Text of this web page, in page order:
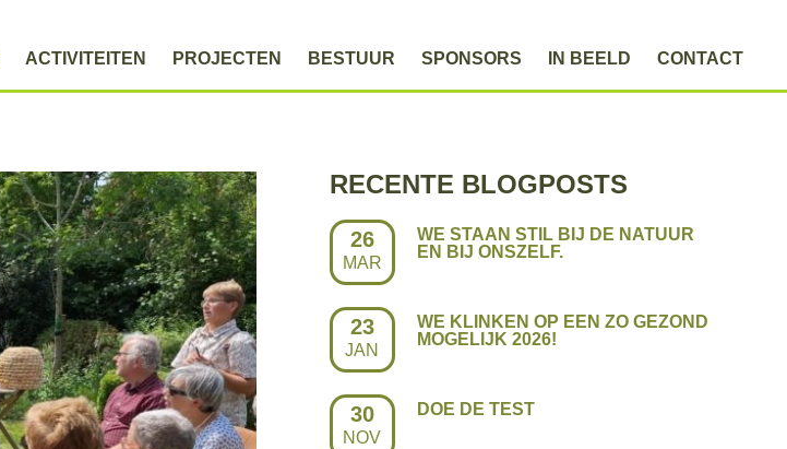
ACTIVITEITEN PROJECTEN BESTUUR SPONSORS IN BEELD CONTACT
RECENTE BLOGPOSTS
26
MAR
WE STAAN STIL BIJ DE NATUUR
EN BIJ ONSZELF.
23
JAN
WE KLINKEN OP EEN ZO GEZOND
MOGELIJK 2026!
30
NOV
DOE DE TEST